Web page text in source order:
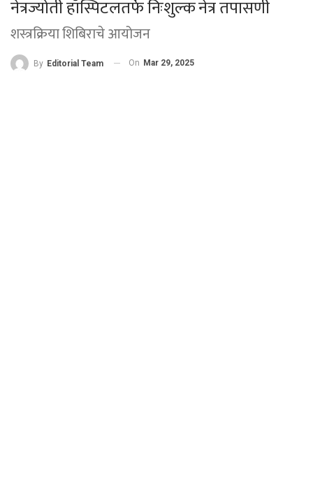
नेत्रज्योती हॉस्पिटलतर्फे निःशुल्क नेत्र तपासणी
शस्त्रक्रिया शिबिराचे आयोजन
By Editorial Team On Mar 29, 2025